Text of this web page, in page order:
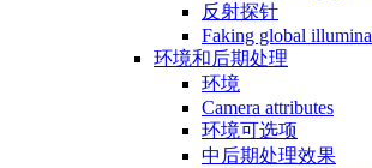
反射探针
Faking global
环境和后期处理
环境
Camera attributes
环境可选项
中后期处理效果